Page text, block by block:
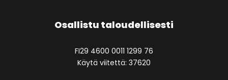
Osallistu taloudellisesti
FI29 4600 0011 1299 76
Käytä viitettä: 37620